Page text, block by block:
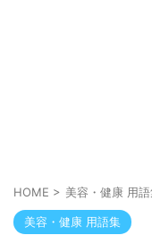
HOME > 美容・健康 用語
美容・健康 用語集